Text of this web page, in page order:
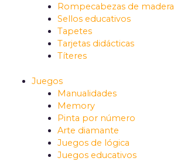
Rompecabezas de madera
Sellos educativos
Tapetes
Tarjetas didácticas
Títeres
Juegos
Manualidades
Memory
Pinta por número
Arte diamante
Juegos de lógica
Juegos educativos